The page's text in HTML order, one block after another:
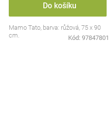
Do košíku
Mamo Tato, barva: růžová, 75 x 90
cm.
Kód: 97847801